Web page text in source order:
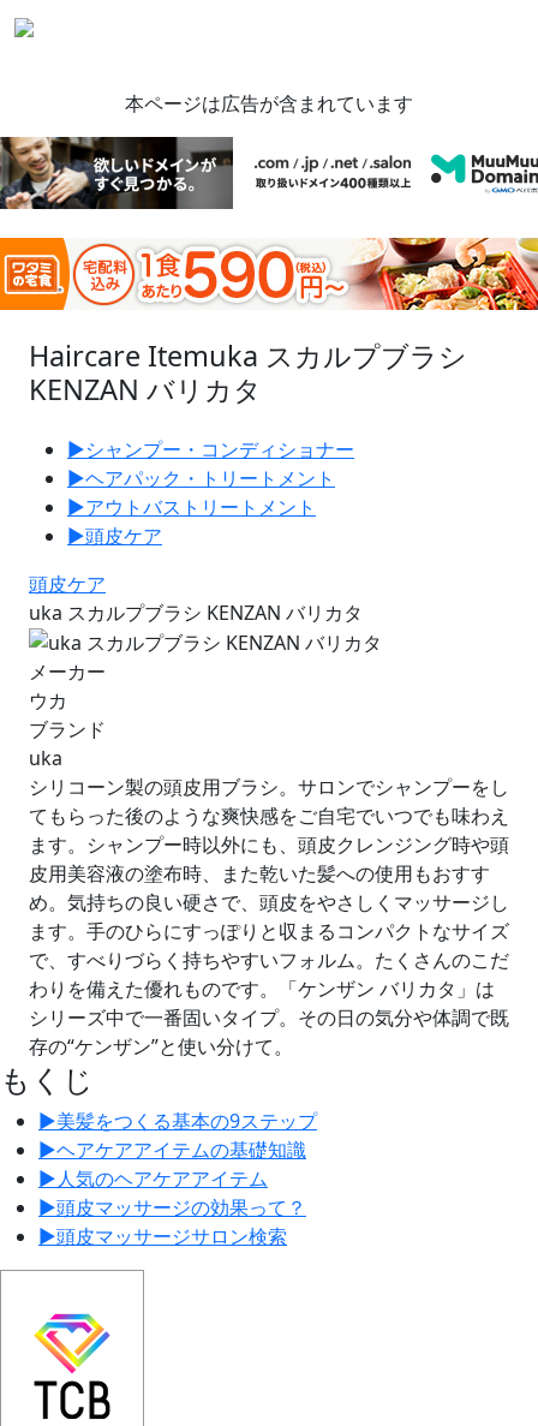
本ページは広告が含まれています
Haircare Itemuka スカルプブラシ
KENZAN バリカタ
▶︎シャンプー・コンディショナー
▶︎ヘアパック・トリートメント
▶︎アウトバストリートメント
▶︎頭皮ケア
頭皮ケア
uka スカルプブラシ KENZAN バリカタ
メーカー
ウカ
ブランド
uka
シリコーン製の頭皮用ブラシ。サロンでシャンプーをし
てもらった後のような爽快感をご自宅でいつでも味わえ
ます。シャンプー時以外にも、頭皮クレンジング時や頭
皮用美容液の塗布時、また乾いた髪への使用もおすす
め。気持ちの良い硬さで、頭皮をやさしくマッサージし
ます。手のひらにすっぽりと収まるコンパクトなサイズ
で、すべりづらく持ちやすいフォルム。たくさんのこだ
わりを備えた優れものです。「ケンザン バリカタ」は
シリーズ中で一番固いタイプ。その日の気分や体調で既
存の“ケンザン”と使い分けて。
もくじ
▶︎美髪をつくる基本の9ステップ
▶︎ヘアケアアイテムの基礎知識
▶︎人気のヘアケアアイテム
▶︎頭皮マッサージの効果って？
▶︎頭皮マッサージサロン検索